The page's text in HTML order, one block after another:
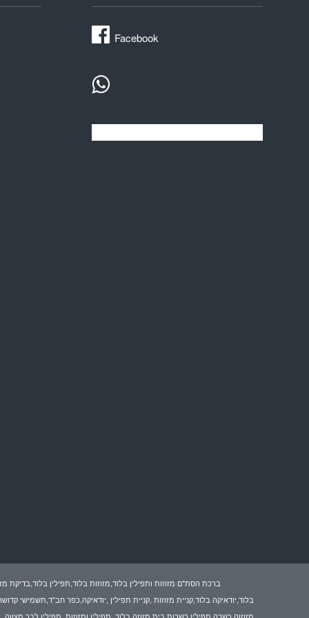
Facebook
ברכת הסת"ם מזוזות ותפילין בלוד,מזוזות בלוד,תפילין בלוד,בדיקת
בלוד,יודאיקה בלוד,קניית מזוזות ,קניית תפילין ,יודאיקה,כפר חב"ד,תשמישי